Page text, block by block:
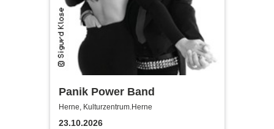
Panik Power Band
Herne, Kulturzentrum.Herne
23.10.2026